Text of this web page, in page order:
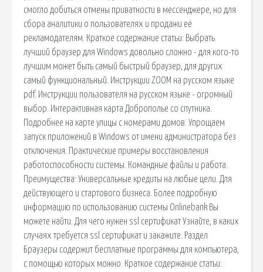
смогло добиться отмены приватности в мессенджере, но для
сбора аналитики о пользователях и продажи её
рекламодателям. Краткое содержание статьи: Выбрать
лучший браузер для Windows довольно сложно - для кого-то
лучшим может быть самый быстрый браузер, для других
самый функциональный. Инструкции ZOOM на русском языке
pdf. Инструкции пользователя на русском языке - огромный
выбор. Интерактивная карта Доброполье со спутника.
Подробнее на карте улицы с номерами домов. Упрощаем
запуск приложений в Windows от имени администратора без
отключения. Практические примеры восстановления
работоспособности системы. Командные файлы и работа.
Преимущества: Универсальные кредиты на любые цели. Для
действующего и стартового бизнеса. Более подробную
информацию по использованию системы Onlinebank Вы
можете найти. Для чего нужен ssl сертификат Узнайте, в каких
случаях требуется ssl сертификат и закажите. Раздел
Браузеры содержит бесплатные программы для компьютера,
с помощью которых можно. Краткое содержание статьи: